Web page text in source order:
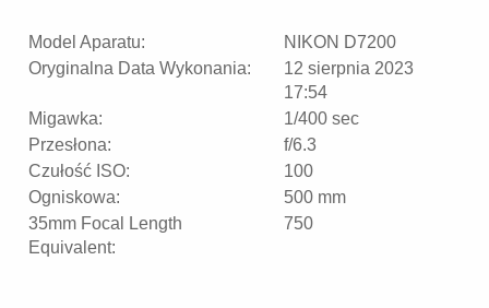
Model Aparatu:
NIKON D7200
Oryginalna Data Wykonania:
12 sierpnia 2023
17:54
Migawka:
1/400 sec
Przesłona:
f/6.3
Czułość ISO:
100
Ogniskowa:
500 mm
35mm Focal Length
Equivalent:
750